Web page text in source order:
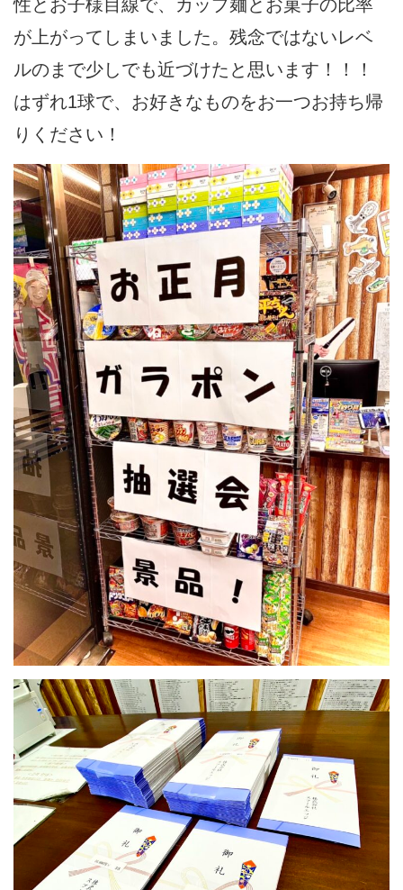
性とお子様目線で、カップ麺とお菓子の比率
が上がってしまいました。残念ではないレベ
ルのまで少しでも近づけたと思います！！！
はずれ1球で、お好きなものをお一つお持ち帰
りください！